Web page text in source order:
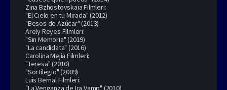
Zina Bzhostovskaia Filmleri:
"El Cielo en tu Mirada" (2012)
"Besos de Azúcar" (2013)
Arely Reyes Filmleri:
"Sin Memoria" (2019)
"La candidata" (2016)
Carolina Mejía Filmleri:
"Teresa" (2010)
"Sortilegio" (2009)
Luis Bernal Filmleri:
"La Venganza de Ira Vamp" (2010)